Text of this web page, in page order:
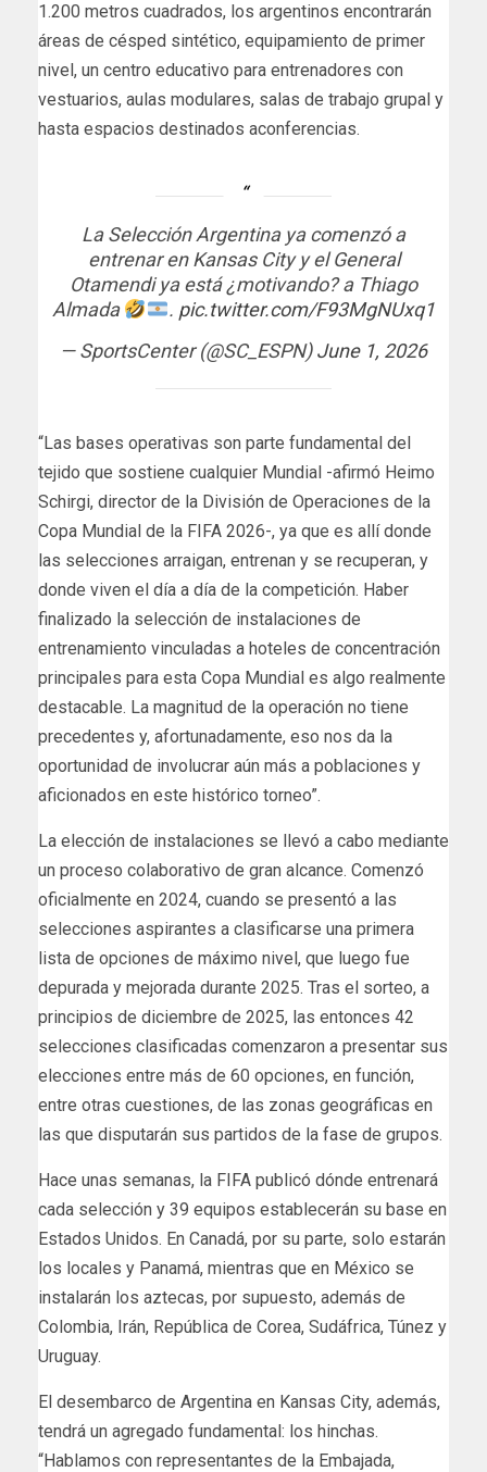
1.200 metros cuadrados, los argentinos encontrarán
áreas de césped sintético, equipamiento de primer
nivel, un centro educativo para entrenadores con
vestuarios, aulas modulares, salas de trabajo grupal y
hasta espacios destinados aconferencias.
La Selección Argentina ya comenzó a
entrenar en Kansas City y el General
Otamendi ya está ¿motivando? a Thiago
Almada
. pic.twitter.com/F93MgNUxq1
— SportsCenter (@SC_ESPN)June 1, 2026
“Las bases operativas son parte fundamental del
tejido que sostiene cualquier Mundial -afirmó Heimo
Schirgi, director de la División de Operaciones de la
Copa Mundial de la FIFA 2026-, ya que es allí donde
las selecciones arraigan, entrenan y se recuperan, y
donde viven el día a día de la competición. Haber
finalizado la selección de instalaciones de
entrenamiento vinculadas a hoteles de concentración
principales para esta Copa Mundial es algo realmente
destacable. La magnitud de la operación no tiene
precedentes y, afortunadamente, eso nos da la
oportunidad de involucrar aún más a poblaciones y
aficionados en este histórico torneo”.
La elección de instalaciones se llevó a cabo mediante
un proceso colaborativo de gran alcance. Comenzó
oficialmente en 2024, cuando se presentó a las
selecciones aspirantes a clasificarse una primera
lista de opciones de máximo nivel, que luego fue
depurada y mejorada durante 2025. Tras el sorteo, a
principios de diciembre de 2025, las entonces 42
selecciones clasificadas comenzaron a presentar sus
elecciones entre más de 60 opciones, en función,
entre otras cuestiones, de las zonas geográficas en
las que disputarán sus partidos de la fase de grupos.
Hace unas semanas, la FIFA publicó dónde entrenará
cada selección y 39 equipos establecerán su base en
Estados Unidos. En Canadá, por su parte, solo estarán
los locales y Panamá, mientras que en México se
instalarán los aztecas, por supuesto, además de
Colombia, Irán, República de Corea, Sudáfrica, Túnez y
Uruguay.
El desembarco de Argentina en Kansas City, además,
tendrá un agregado fundamental: los hinchas.
“Hablamos con representantes de la Embajada,